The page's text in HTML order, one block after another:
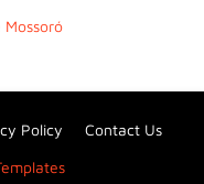
Policy Contact Us